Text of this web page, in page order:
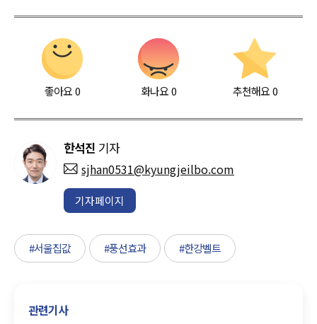
좋아요0 화나요0 추천해요 0
한석진 기자
sjhan0531@kyungjeilbo.com
기자페이지
#서울집값 #풍선효과 #한강벨트
관련기사